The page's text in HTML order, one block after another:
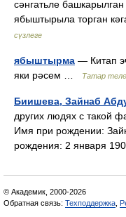
сәнгатьле
ябыштырыла торган
сүзлеге
ябыштырма — Китап
яки рәсем …
Татар
Биишева, Зайнаб
других людях с такой
Имя при рождении:
рождения: 2 января
© Академик, 2000-2026
Обратная связь: Техподдержка